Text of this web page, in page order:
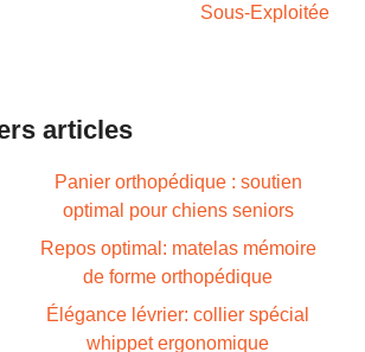
Sous-Exploitée
articles
Panier orthopédique : soutien
optimal pour chiens seniors
Repos optimal: matelas mémoire
de forme orthopédique
Élégance lévrier: collier spécial
whippet ergonomique